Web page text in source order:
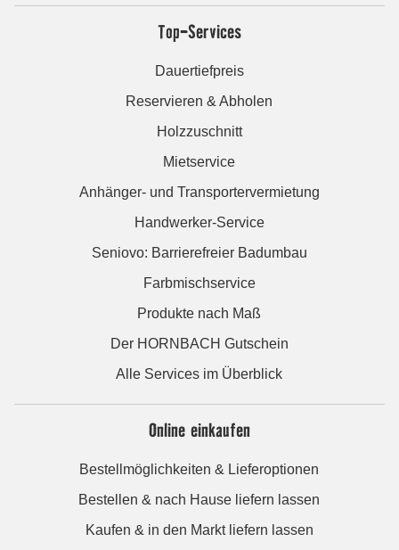
Top-Services
Dauertiefpreis
Reservieren & Abholen
Holzzuschnitt
Mietservice
Anhänger- und Transportervermietung
Handwerker-Service
Seniovo: Barrierefreier Badumbau
Farbmischservice
Produkte nach Maß
Der HORNBACH Gutschein
Alle Services im Überblick
Online einkaufen
Bestellmöglichkeiten & Lieferoptionen
Bestellen & nach Hause liefern lassen
Kaufen & in den Markt liefern lassen